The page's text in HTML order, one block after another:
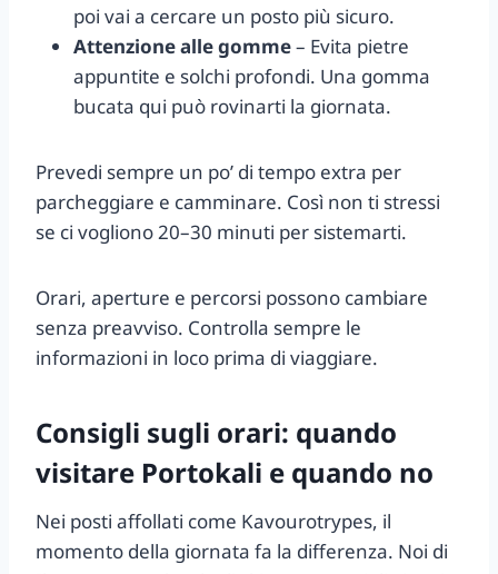
poi vai a cercare un posto più sicuro.
Attenzione alle gomme– Evita pietre
appuntite e solchi profondi. Una gomma
bucata qui può rovinarti la giornata.
Prevedi sempre un po’ di tempo extra per
parcheggiare e camminare. Così non ti stressi
se ci vogliono 20–30 minuti per sistemarti.
Orari, aperture e percorsi possono cambiare
senza preavviso. Controlla sempre le
informazioni in loco prima di viaggiare.
Consigli sugli orari: quando
visitare Portokali e quando no
Nei posti affollati come Kavourotrypes, il
momento della giornata fa la differenza. Noi di